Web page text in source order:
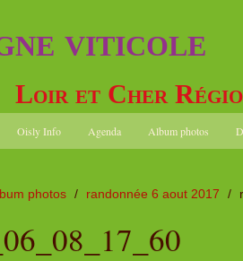
viticole
Loir et Cher
Oisly Info Agenda Album photos
photos / randonnée 6 aout 2017 /